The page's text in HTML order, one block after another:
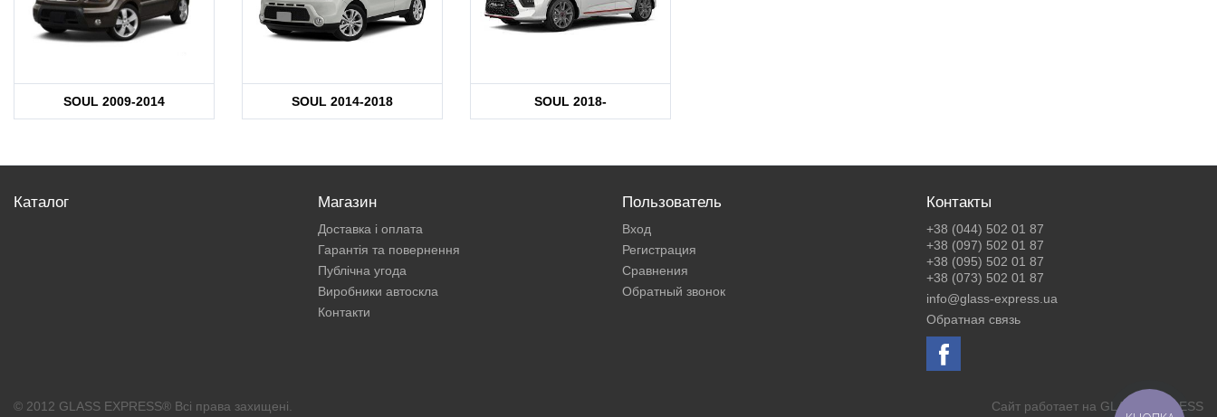
SOUL 2009-2014 SOUL 2014-2018 SOUL 2018-
Каталог Магазин
Доставка і оплата
Гарантія та повернення
Публічна угода
Виробники автоскла
Контакти
Пользователь
Вход
Регистрация
Сравнения
Обратный звонок
Контакты
+38 (044) 502 01 87
+38 (097) 502 01 87
+38 (095) 502 01 87
+38 (073) 502 01 87
info@glass-express.ua
Обратная связь
© 2012 GLASS EXPRESS® Всі права захищені. Сайт работает на GLASS EXPRESS